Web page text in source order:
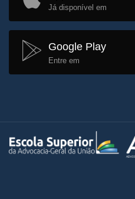
Já disponível em
Google Play
Entre em